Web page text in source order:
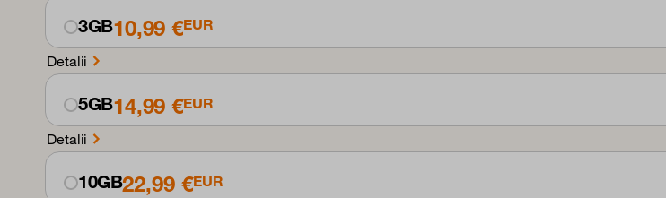
3GB10,99 €EUR
Detalii
5GB14,99 €EUR
Detalii
10GB22,99 €EUR